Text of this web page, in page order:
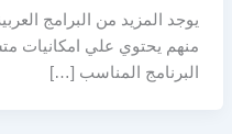
يوجد المزيد من البرامج
منهم يحتوي علي امكانيات
البرنامج المناسب […]